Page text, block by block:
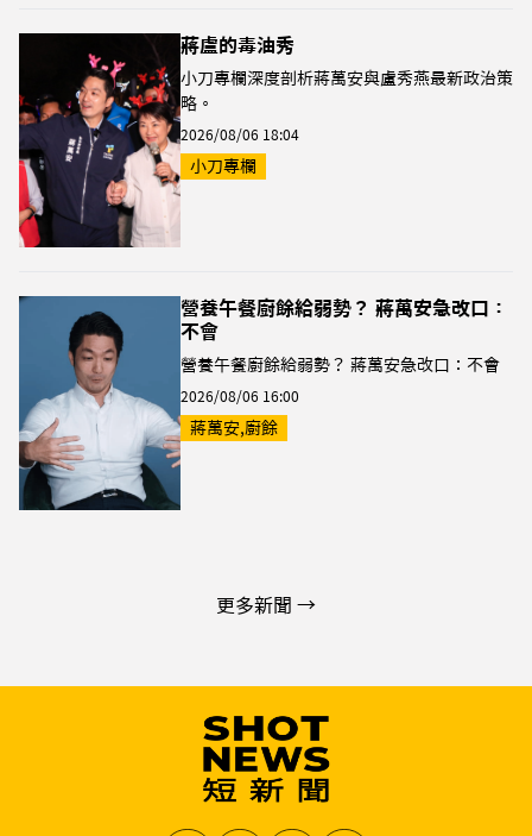
蔣盧的毒油秀
小刀專欄深度剖析蔣萬安與盧秀燕最新政治策
略。
2026/08/06 18:04
小刀專欄
營養午餐廚餘給弱勢？ 蔣萬安急改口：
不會
營養午餐廚餘給弱勢？ 蔣萬安急改口：不會
2026/08/06 16:00
蔣萬安,廚餘
更多新聞 →